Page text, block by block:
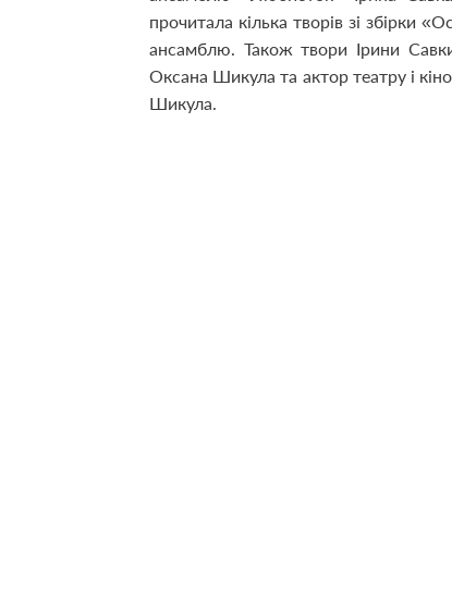
прочитала кілька творів зі збірки
ансамблю. Також твори Ірини
Оксана Шикула та актор театру і
Шикула.